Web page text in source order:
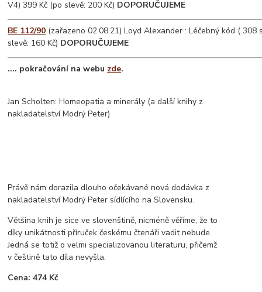
V4) 399 Kč (po slevě: 200 Kč) DOPORUČUJEME
BE 112/90 (zařazeno 02.08.21) Loyd Alexander : Léčebný kód ( 308
slevě: 160 Kč) DOPORUČUJEME
.... pokračování na webu zde.
Jan Scholten: Homeopatia a minerály (a další knihy z
nakladatelství Modrý Peter)
Právě nám dorazila dlouho očekávané nová dodávka z
nakladatelství Modrý Peter sídlícího na Slovensku.
Většina knih je sice ve slovenštině, nicméně věříme, že to
díky unikátnosti příruček českému čtenáři vadit nebude.
Jedná se totiž o velmi specializovanou literaturu, přičemž
v češtině tato díla nevyšla.
Cena: 474 Kč